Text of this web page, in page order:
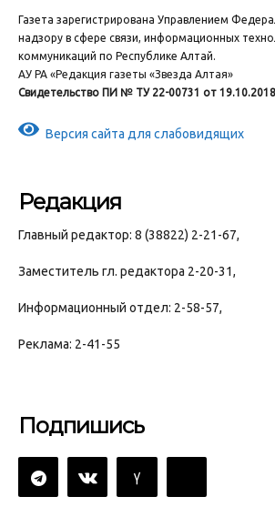
Газета зарегистрирована Управлением
надзору в сфере связи, информационных
коммуникаций по Республике Алтай.
АУ РА «Редакция газеты «Звезда Алтая»
Свидетельство ПИ № ТУ 22-00731 от
Версия сайта для слабовидящих
Редакция
Главный редактор: 8 (38822) 2-21-67,
Заместитель гл. редактора 2-20-31,
Информационный отдел: 2-58-57,
Реклама: 2-41-55
Подпишись